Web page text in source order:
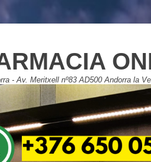
- Av. Meritxell nº83 AD500 Andorra la